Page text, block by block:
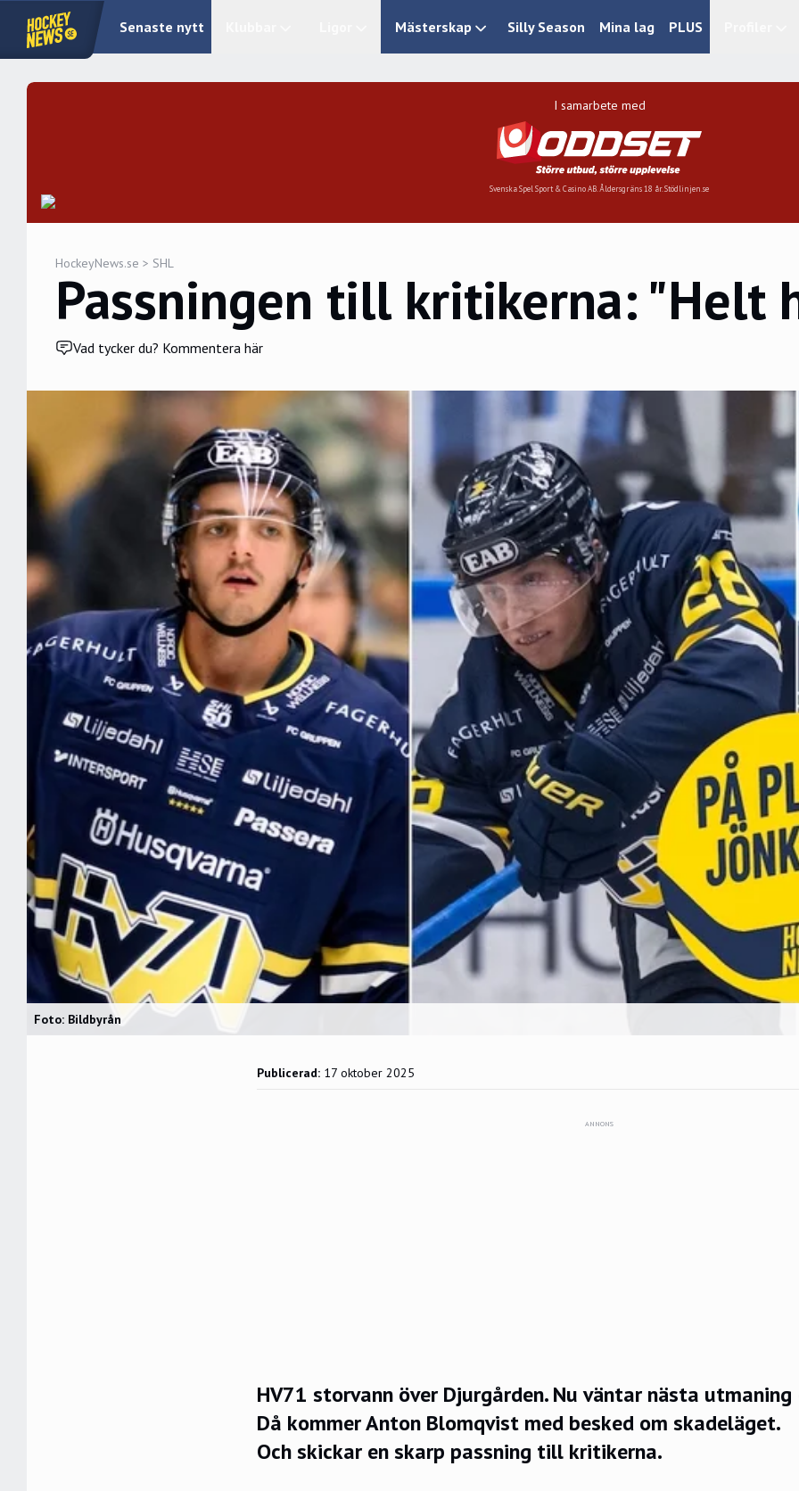
Senaste nytt Mästerskap Silly Season Mina lag PLUS
I samarbete med
Svenska Spel Sport & Casino AB. Åldersgräns 18 år. Stödlinjen.se
HockeyNews.se > SHL
Passningen till kritikerna: "Helt
Vad tycker du? Kommentera här
Foto: Bildbyrån
Publicerad: 17 oktober 2025
ANNONS
HV71 storvann över Djurgården. Nu väntar nästa utmaning
Då kommer Anton Blomqvist med besked om skadeläget.
Och skickar en skarp passning till kritikerna.